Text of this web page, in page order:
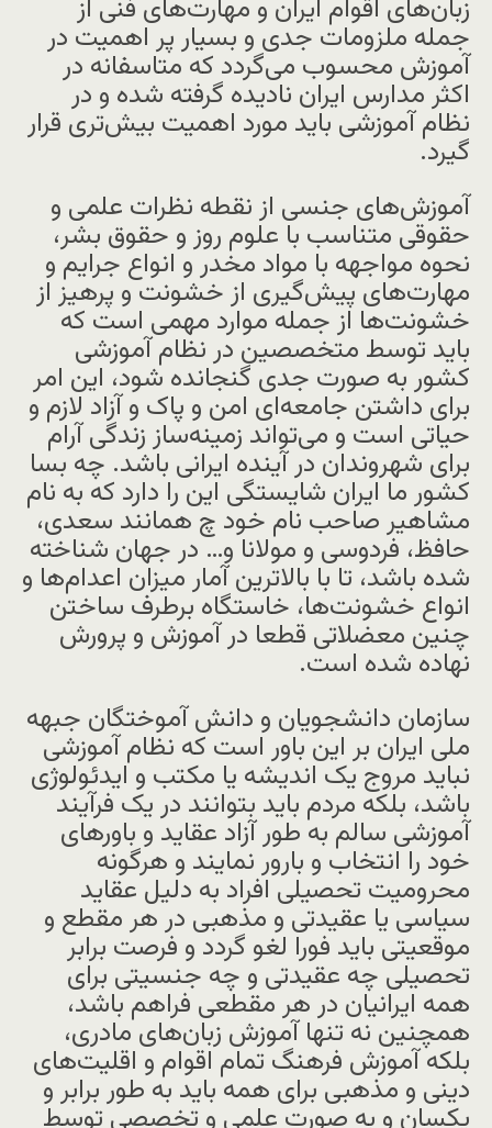
زبان‌های اقوام ایران و مهارت‌های فنی از
جمله ملزومات جدی و بسیار پر اهمیت در
آموزش محسوب می‌گردد که متاسفانه در
اکثر مدارس ایران نادیده گرفته شده و در
نظام آموزشی باید مورد اهمیت بیش‌تری قرار
گیرد.
آموزش‌های جنسی از نقطه نظرات علمی و
حقوقی متناسب با علوم روز و حقوق بشر،
نحوه مواجهه با مواد مخدر و انواع جرایم و
مهارت‌های پیش‌گیری از خشونت و پرهیز از
خشونت‌ها از جمله موارد مهمی است که
باید توسط متخصصین در نظام آموزشی
کشور به صورت جدی گنجانده شود، این امر
برای داشتن جامعه‌ای امن و پاک و آزاد لازم و
حیاتی است و می‌تواند زمینه‌ساز زندگی آرام
برای شهروندان در آینده ایرانی باشد. چه بسا
کشور ما ایران شایستگی این را دارد که به نام
مشاهیر صاحب نام خود چ همانند سعدی،
حافظ، فردوسی و مولانا و… در جهان شناخته
شده باشد، تا با بالاترین آمار میزان اعدام‌ها و
انواع خشونت‌ها، خاستگاه برطرف ساختن
چنین معضلاتی قطعا در آموزش و پرورش
نهاده شده است.
سازمان دانشجویان و دانش آموختگان جبهه
ملی ایران بر این باور است که نظام آموزشی
نباید مروج یک اندیشه یا مکتب و ایدئولوژی
باشد، بلکه مردم باید بتوانند در یک فرآیند
آموزشی سالم به طور آزاد عقاید و باورهای
خود را انتخاب و بارور نمایند و هرگونه
محرومیت تحصیلی افراد به دلیل عقاید
سیاسی یا عقیدتی و مذهبی در هر مقطع و
موقعیتی باید فورا لغو گردد و فرصت برابر
تحصیلی چه عقیدتی و چه جنسیتی برای
همه ایرانیان در هر مقطعی فراهم باشد،
همچنین نه تنها آموزش زبان‌های مادری،
بلکه آموزش فرهنگ تمام اقوام و اقلیت‌های
دینی و مذهبی برای همه باید به طور برابر و
یکسان و به صورت علمی و تخصصی توسط